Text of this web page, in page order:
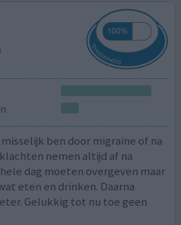
ben door migraine of na
nemen altijd af na
dag moeten overgeven maar
eten en drinken. Daarna
Gelukkig tot nu toe geen